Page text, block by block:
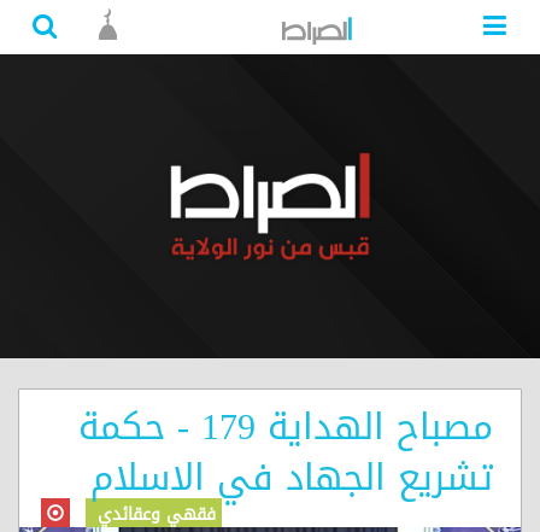
مصباح الهداية 179 - حكمة
تشريع الجهاد في الاسلام
فقهي وعقائدي